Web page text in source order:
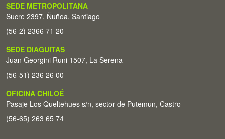
SEDE METROPOLITANA
Sucre 2397, Ñuñoa, Santiago
(56-2) 2366 71 20
SEDE DIAGUITAS
Juan Georgini Runi 1507, La Serena
(56-51) 236 26 00
OFICINA CHILOÉ
Pasaje Los Queltehues s/n, sector de Putemun, Castro
(56-65) 263 65 74